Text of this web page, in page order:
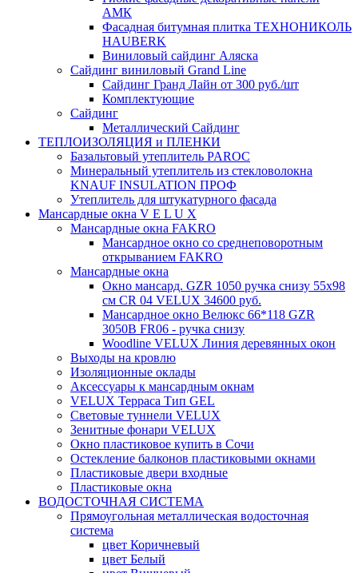
АМК
Фасадная битумная плитка ТЕХНОНИКОЛЬ
HAUBERK
Виниловый сайдинг Аляска
Сайдинг виниловый Grand Line
Сайдинг Гранд Лайн от 300 руб./шт
Комплектующие
Сайдинг
Металлический Сайдинг
ТЕПЛОИЗОЛЯЦИЯ и ПЛЕНКИ
Базальтовый утеплитель PAROC
Минеральный утеплитель из стекловолокна
KNAUF INSULATION ПРОФ
Утеплитель для штукатурного фасада
Мансардные окна V E L U X
Мансардные окна FAKRO
Мансардное окно со среднеповоротным
открыванием FAKRO
Мансардные окна
Окно мансард. GZR 1050 ручка снизу 55х98
см CR 04 VELUX 34600 руб.
Мансардное окно Велюкс 66*118 GZR
3050B FR06 - ручка снизу
Woodline VELUX Линия деревянных окон
Выходы на кровлю
Изоляционные оклады
Аксессуары к мансардным окнам
VELUX Терраса Тип GEL
Световые туннели VELUX
Зенитные фонари VELUX
Окно пластиковое купить в Сочи
Остекление балконов пластиковыми окнами
Пластиковые двери входные
Пластиковые окна
ВОДОСТОЧНАЯ СИСТЕМА
Прямоугольная металлическая водосточная
система
цвет Коричневый
цвет Белый